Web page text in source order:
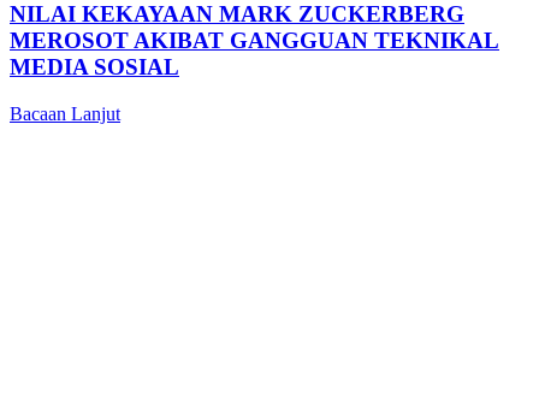
NILAI KEKAYAAN MARK ZUCKERBERG
MEROSOT AKIBAT GANGGUAN TEKNIKAL
MEDIA SOSIAL
Bacaan Lanjut